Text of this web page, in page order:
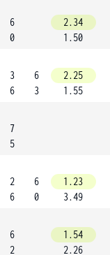
6
0
2.34
1.50
3
6
6
3
2.25
1.55
7
5
2
6
6
0
1.23
3.49
6
2
1.54
2.26